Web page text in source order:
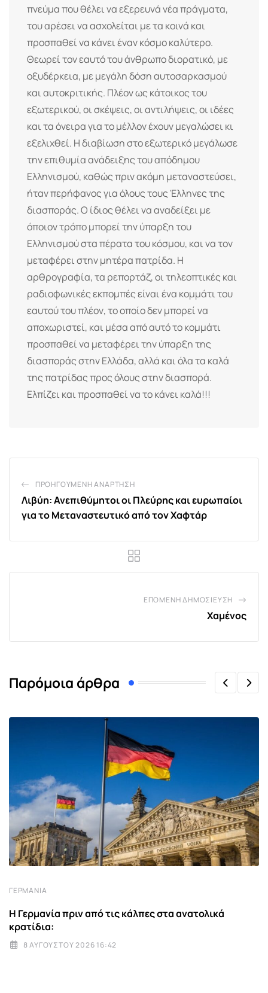
πνεύμα που θέλει να εξερευνά νέα πράγματα,
του αρέσει να ασχολείται με τα κοινά και
προσπαθεί να κάνει έναν κόσμο καλύτερο.
Θεωρεί τον εαυτό του άνθρωπο διορατικό, με
οξυδέρκεια, με μεγάλη δόση αυτοσαρκασμού
και αυτοκριτικής. Πλέον ως κάτοικος του
εξωτερικού, οι σκέψεις, οι αντιλήψεις, οι ιδέες
και τα όνειρα για το μέλλον έχουν μεγαλώσει κι
εξελιχθεί. Η διαβίωση στο εξωτερικό μεγάλωσε
την επιθυμία ανάδειξης του απόδημου
Ελληνισμού, καθώς πριν ακόμη μεταναστεύσει,
ήταν περήφανος για όλους τους Έλληνες της
διασποράς. Ο ίδιος θέλει να αναδείξει με
όποιον τρόπο μπορεί την ύπαρξη του
Ελληνισμού στα πέρατα του κόσμου, και να τον
μεταφέρει στην μητέρα πατρίδα. Η
αρθρογραφία, τα ρεπορτάζ, οι τηλεοπτικές και
ραδιοφωνικές εκπομπές είναι ένα κομμάτι του
εαυτού του πλέον, το οποίο δεν μπορεί να
αποχωριστεί, και μέσα από αυτό το κομμάτι
προσπαθεί να μεταφέρει την ύπαρξη της
διασποράς στην Ελλάδα, αλλά και όλα τα καλά
της πατρίδας προς όλους στην διασπορά.
Ελπίζει και προσπαθεί να το κάνει καλά!!!
ΠΡΟΗΓΟΎΜΕΝΗ ΑΝΆΡΤΗΣΗ
Λιβύη: Ανεπιθύμητοι οι Πλεύρης και ευρωπαίοι
για το Μεταναστευτικό από τον Χαφτάρ
ΕΠΌΜΕΝΗ ΔΗΜΟΣΊΕΥΣΗ
Χαμένος
Παρόμοια άρθρα
ΓΕΡΜΑΝΊΑ
Η Γερμανία πριν από τις κάλπες στα ανατολικά
κρατίδια:
8 ΑΥΓΟΎΣΤΟΥ 2026 16:42